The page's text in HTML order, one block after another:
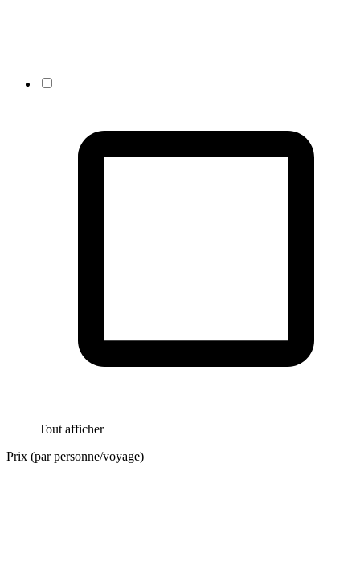
Tout afficher
Prix (par personne/voyage)